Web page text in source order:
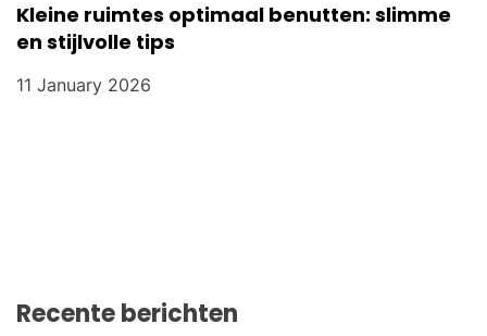
Kleine ruimtes optimaal benutten: slimme
en stijlvolle tips
11 January 2026
Recente berichten